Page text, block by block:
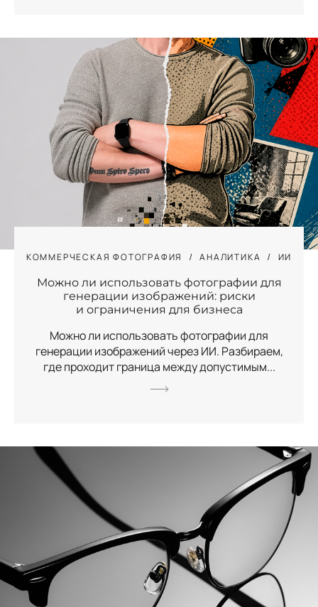
КОММЕРЧЕСКАЯ ФОТОГРАФИЯ АНАЛИТИКА ИИ
Можно ли использовать фотографии для
генерации изображений: риски
и ограничения для бизнеса
Можно ли использовать фотографии для
генерации изображений через ИИ. Разбираем,
где проходит граница между допустимым...